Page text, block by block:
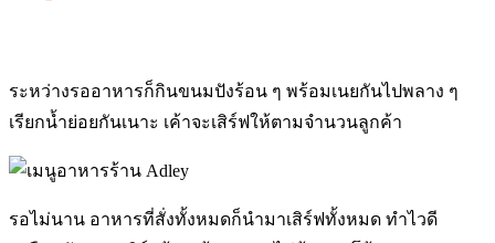
ระหว่างรออาหารก็กินขนมปังร้อน ๆ พร้อมเนยกันไปพลาง ๆ
เรียกน้ำย่อยกันเนาะ เค้าจะเสิร์ฟให้ตามจำนวนลูกค้า
รอไม่นาน อาหารที่สั่งทั้งหมดก็นำมาเสิร์ฟทั้งหมด ทำไวดี